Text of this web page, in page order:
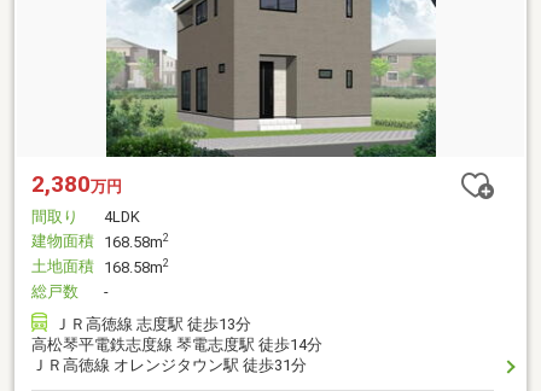
2,380万円
間取り
4LDK
建物面積 168.58m2
土地面積 168.58m2
総戸数
-
ＪＲ高徳線 志度駅 徒歩13分
高松琴平電鉄志度線 琴電志度駅 徒歩14分
ＪＲ高徳線 オレンジタウン駅 徒歩31分